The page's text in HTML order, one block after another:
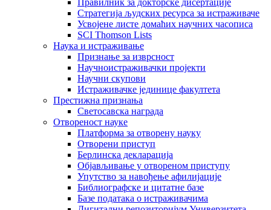
Правилник за докторске дисертације
Стратегија људских ресурса за истраживаче
Усвојене листе домаћих научних часописа
SCI Thomson Lists
Наука и истраживање
Признање за изврсност
Научноистраживачки пројекти
Научни скупови
Истраживачке јединице факултета
Престижна признања
Светосавска награда
Отвореност науке
Платформа за отворену науку
Отворени приступ
Берлинска декларација
Објављивање у отвореном приступу
Упутство за навођење афилијације
Библиографске и цитатне базе
Базе података о истраживачима